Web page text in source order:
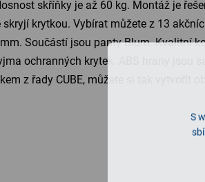
S
skříňky je až 60 kg. Montáž je
skryjí krytkou. Vybírat můžete z 13
Součástí jsou panty Blum. Kvalitní
ochranných krytek. ABS hrany jsou
z řady CUBE, můžete si tak vytvořit